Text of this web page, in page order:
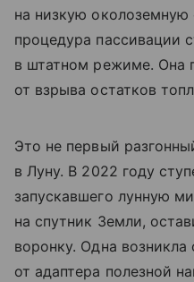
на низкую
процедура пассивации
в штатном режиме. Она
от взрыва остатков
Это не первый
в Луну. В 2022 году
запускавшего лунную
на спутник Земли,
воронку. Одна
от адаптера полезной